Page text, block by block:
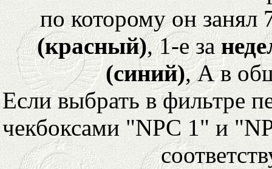
по которому он
(красный), 1-е за
(синий), А в
Если выбрать в фильтре
чекбоксами "NPC 1" и